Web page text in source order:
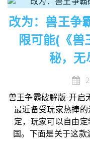
改为：兽王争
限可能(《兽
秘，无
兽王争霸破解版-开启
最近备受玩家热捧
定，玩家可以自由
国。下面是关于这